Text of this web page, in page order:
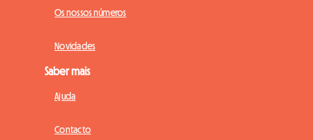
Os nossos números
Novidades
Saber mais
Ajuda
Contacto